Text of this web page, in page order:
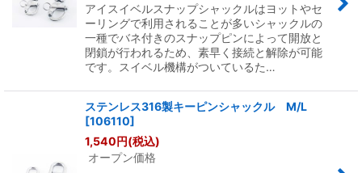
アイスイベルスナップシャックルはヨットやセ
ーリングで利用されることが多いシャックルの
一種でバネ付きのスナップピンによって開放と
閉鎖が行われるため、素早く接続と解除が可能
です。スイベル機構がついているた…
ステンレス316製キーピンシャックル M/L
[106110]
1,540円(税込)
オープン価格